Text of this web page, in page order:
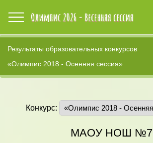
Результаты образовательных конкурсов
«Олимпис 2018 - Осенняя сессия»
Конкурс:
МАОУ НОШ №7